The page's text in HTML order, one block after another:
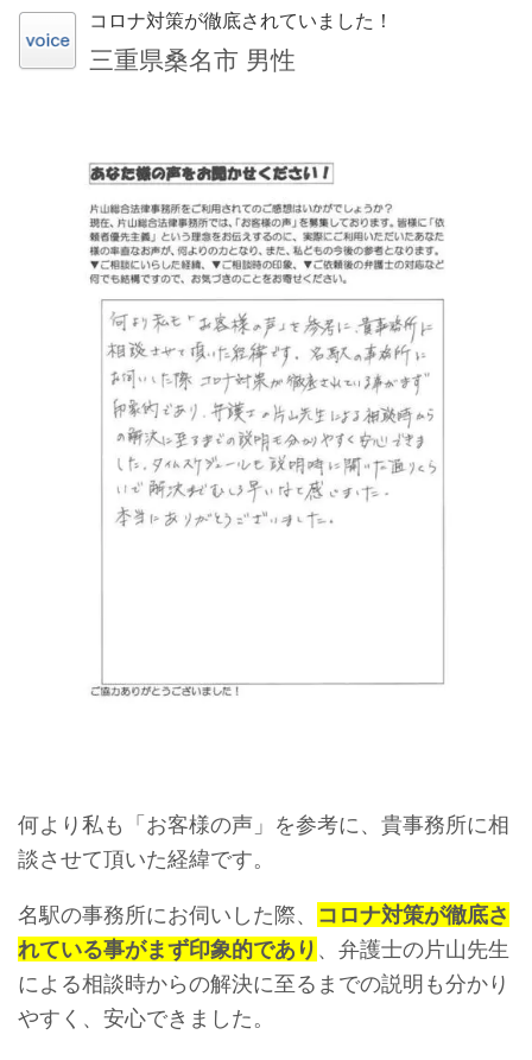
コロナ対策が徹底されていました！
三重県桑名市 男性
何より私も「お客様の声」を参考に、貴事務所に相
談させて頂いた経緯です。
名駅の事務所にお伺いした際、 コロナ対策が徹底さ
れている事がまず印象的であり 、弁護士の片山先生
による相談時からの解決に至るまでの説明も分かり
やすく、安心できました。